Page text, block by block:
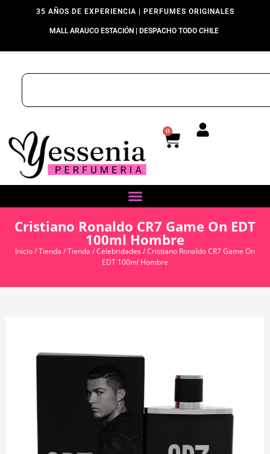
35 AÑOS DE EXPERIENCIA | PERFUMES ORIGINALES
MALL ARAUCO ESTACIÓN | DESPACHO TODO CHILE
0
Cristiano Ronaldo CR7 Game On EDT
100ml Hombre
Inicio/Tienda /Tienda /Celebridades/ Cristiano Ronaldo CR7 Game On
EDT 100ml Hombre